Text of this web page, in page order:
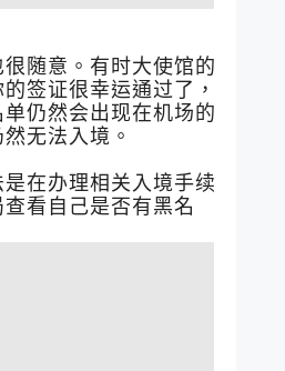
随意。有时大使馆的
签证很幸运通过了，
仍然会出现在机场的
无法入境。
在办理相关入境手续
看自己是否有黑名